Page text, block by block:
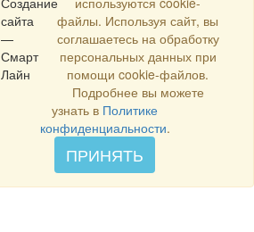
сайта
—
Смарт
Лайн
файлы. Используя сайт, вы
соглашаетесь на обработку
персональных данных при
помощи cookie-файлов.
Подробнее вы можете
узнать в Политике
конфиденциальности.
ПРИНЯТЬ